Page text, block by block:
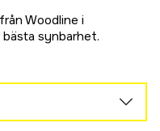
Woodline i
synbarhet.